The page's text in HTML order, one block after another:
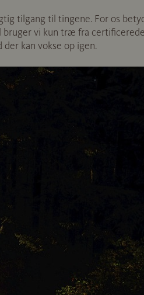
tilgang til tingene. For os
bruger vi kun træ fra certificerede
kan vokse op igen.